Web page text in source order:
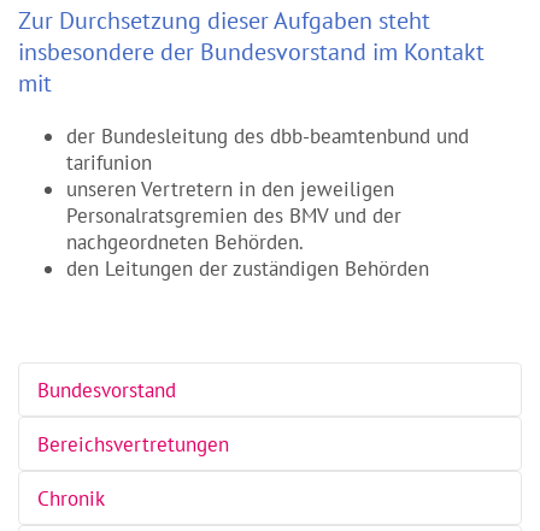
Zur Durchsetzung dieser Aufgaben steht
insbesondere der Bundesvorstand im Kontakt
mit
der Bundesleitung des dbb-beamtenbund und
tarifunion
unseren Vertretern in den jeweiligen
Personalratsgremien des BMV und der
nachgeordneten Behörden.
den Leitungen der zuständigen Behörden
Bundesvorstand
Bereichsvertretungen
Chronik